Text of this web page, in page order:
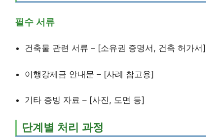
필수 서류
건축물 관련 서류 – [소유권 증명서, 건축 허가서]
이행강제금 안내문 – [사례 참고용]
기타 증빙 자료 – [사진, 도면 등]
단계별 처리 과정